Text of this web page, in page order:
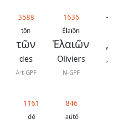
3588
tôn
τῶν
des
Art-GPF
1636
Élaïôn
Ἐλαιῶν
Oliviers
N-GPF
-
,
,
1161
dé
846
aütô